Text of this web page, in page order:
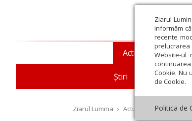
Ziarul
informăm
recente
prelucrarea
Website-ul
Cookie. Nu
de Cookie.
Politica de
Actualitate
Știri Mesaje și
Ziarul Lumina › Actualitate religioasă ›